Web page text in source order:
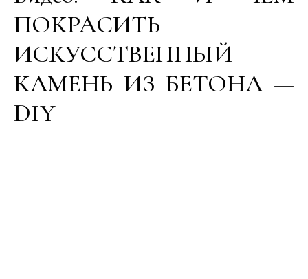
ПОКРАСИТЬ
ИСКУССТВЕННЫЙ
КАМЕНЬ ИЗ БЕТОНА —
DIY